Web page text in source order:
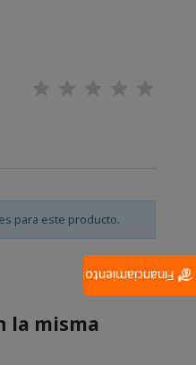
para este producto.
la misma
Financiamiento